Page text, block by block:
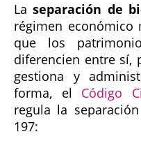
Laseparación de
régimen
que los
diferencien entre sí,
gestiona y
forma, el Código
regula la
197: